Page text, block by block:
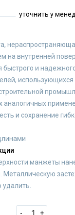
уточнить у
на внутренней
быстрого и
использующихся
аналогичных
и сохранение
манжеты
Металлическую
- +